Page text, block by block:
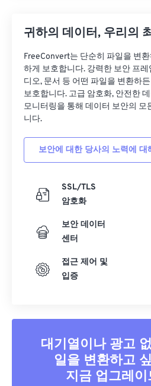
귀하의 데이터, 우리의
FreeConvert는 단순히 파일을 변
하게 보호합니다. 강력한 보안 프레
디오, 문서 등 어떤 파일을 변환하
보호합니다. 고급 암호화, 안전한
모니터링을 통해 데이터 보안의 모
니다.
보안에 대한 당사의 노력에
SSL/TLS
암호화
보안 데이터
센터
접근 제어 및
입증
대기열이나 광고
일을 변환하고
지금 업그레